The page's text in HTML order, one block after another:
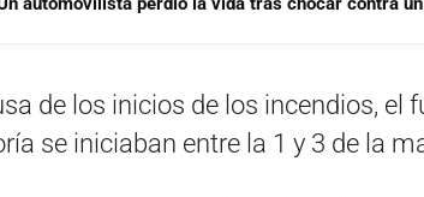
de los inicios de los incendios, el
se iniciaban entre la 1 y 3 de la